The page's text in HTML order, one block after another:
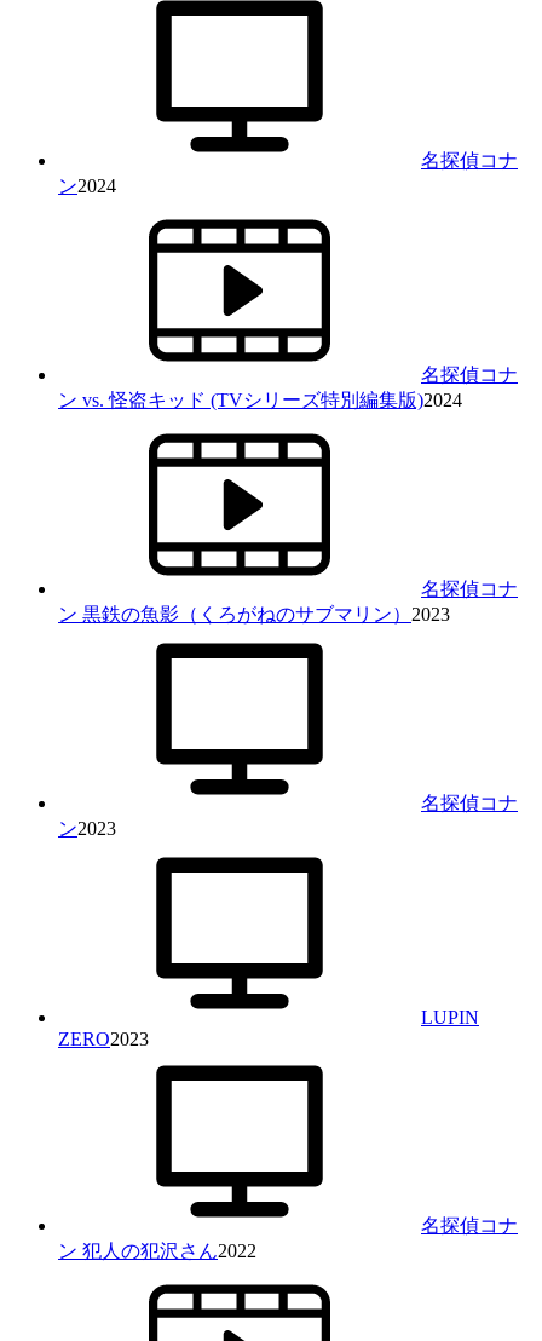
名探偵コナ
ン2024
名探偵コナ
ン vs. 怪盗キッド (TVシリーズ特別編集版)2024
名探偵コナ
ン 黒鉄の魚影（くろがねのサブマリン） 2023
名探偵コナ
ン2023
LUPIN
ZERO2023
名探偵コナ
ン 犯人の犯沢さん2022